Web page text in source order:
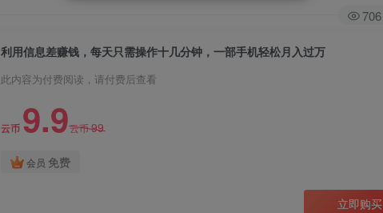
706
利用信息差赚钱，每天只需操作十几分钟，一部手机轻松月入过万
此内容为付费阅读，请付费后查看
云币 9.9云币99
会员 免费
立即购买